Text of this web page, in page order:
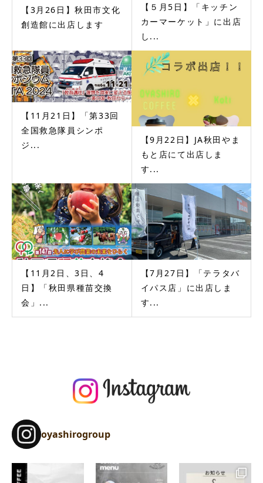
【3月26日】秋田市文化
創造館に出店します
【５月5日】「キッチン
カーマーケット」に出店
し...
【11月21日】「第33回
全国救急隊員シンポ
ジ...
【9月22日】JA秋田やま
もと店にて出店しま
す...
【11月2日、3日、4
日】「秋田県種苗交換
会」...
【7月27日】「テラタバ
イパス店」に出店しま
す...
oyashirogroup